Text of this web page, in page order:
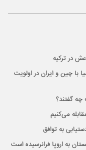
با چین و ایران در اولویت
چه گفتند؟
می‌کنیم
به توافق
به اروپا فرانرسیده است